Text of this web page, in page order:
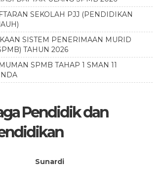
SEKOLAH PJJ (PENDIDIKAN
SISTEM PENERIMAAN MURID
TAHUN 2026
SPMB TAHAP 1 SMAN 11
Pendidik dan
Sunardi